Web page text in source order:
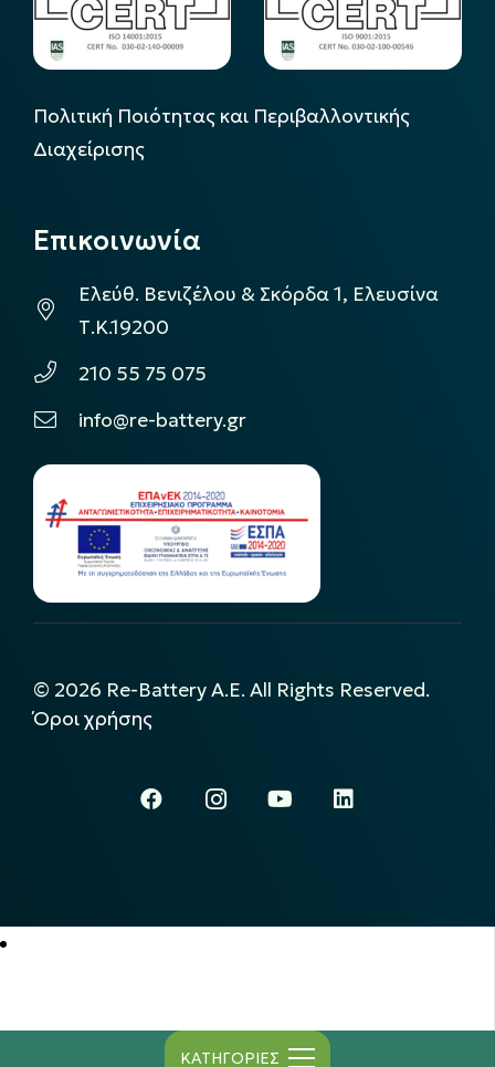
ΚΑΤΗΓΟΡΙΕΣ
Πολιτική Ποιότητας και Περιβαλλοντικής
Διαχείρισης
Επικοινωνία
Ελεύθ. Βενιζέλου & Σκόρδα 1, Ελευσίνα
Τ.Κ.19200
210 55 75 075
info@re-battery.gr
© 2026 Re-Battery A.E. All Rights Reserved.
Όροι χρήσης